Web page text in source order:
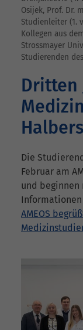
Osijek, Prof. Dr.
Studienleiter (1.
Kollegen aus
Strossmayer
Studierenden
Dritten
Die
Februar am
und beginnen
Informationen
AMEOS